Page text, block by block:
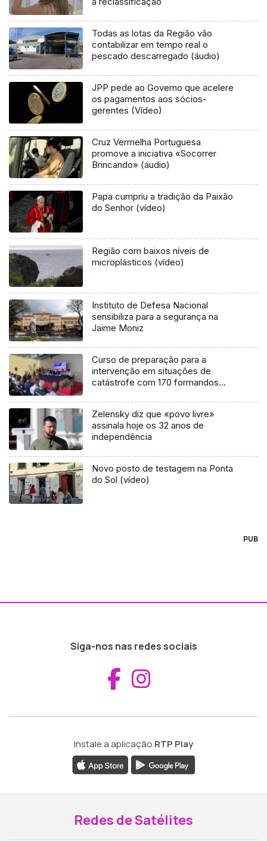
Todas as lotas da Região vão
contabilizar em tempo real o
pescado descarregado (áudio)
JPP pede ao Governo que acelere
os pagamentos aos sócios-
gerentes (Vídeo)
Cruz Vermelha Portuguesa
promove a iniciativa «Socorrer
Brincando» (áudio)
Papa cumpriu a tradição da Paixão
do Senhor (vídeo)
Região com baixos níveis de
microplásticos (vídeo)
Instituto de Defesa Nacional
sensibiliza para a segurança na
Jaime Moniz
Curso de preparação para a
intervenção em situações de
catástrofe com 170 formandos
Zelensky diz que «povo livre»
assinala hoje os 32 anos de
independência
Novo posto de testagem na Ponta
do Sol (vídeo)
PUB
Siga-nos nas redes sociais
Aceder ao
Instale a aplicação RTP Play
Redes de Satélites